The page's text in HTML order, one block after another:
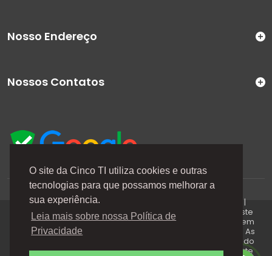
O site da Cinco TI utiliza cookies e outras
tecnologias para que possamos melhorar a
sua experiência.
Leia mais sobre nossa Política de
Privacidade
A Cinco TI (5TI) é uma marca registrada de CINCO TI
COMERCIO E SERVICOS LTDA | CNPJ: 08.307.867/0001-04 |
Todos os direitos reservados. Os preços anunciados neste
site ou via e-mails promocionais podem ser alterados sem
prévio aviso. A 5TI não é responsável por erros descritos. As
fotos contidas nessa página são meramente ilustrativas do
produto e podem variar de acordo com o fornecedor/lote
Nosso Endereço
Nossos Contatos